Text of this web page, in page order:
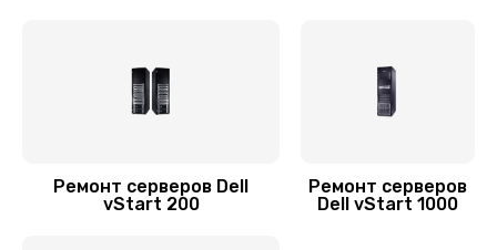
Ремонт серверов Dell
vStart 200
Ремонт серверов
Dell vStart 1000